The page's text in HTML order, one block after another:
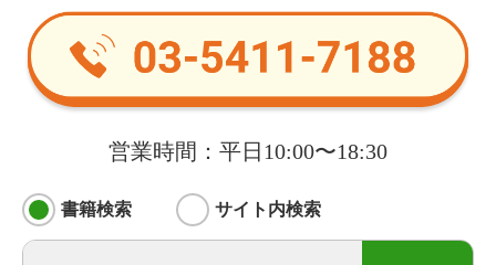
営業時間：平日10:00〜18:30
書籍検索 サイト内検索